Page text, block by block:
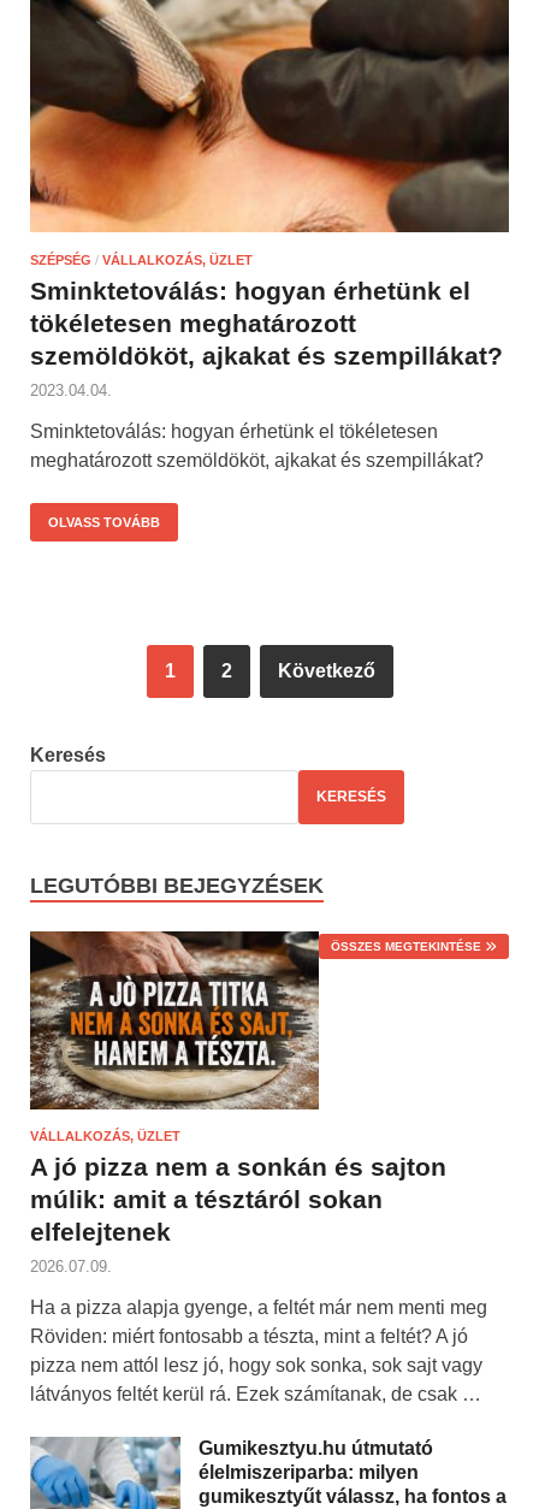
SZÉPSÉG / VÁLLALKOZÁS, ÜZLET
Sminktetoválás: hogyan érhetünk el
tökéletesen meghatározott
szemöldököt, ajkakat és szempillákat?
2023.04.04.
Sminktetoválás: hogyan érhetünk el tökéletesen
meghatározott szemöldököt, ajkakat és szempillákat?
OLVASS TOVÁBB
1 2 Következő
Keresés
KERESÉS
LEGUTÓBBI BEJEGYZÉSEK
ÖSSZES MEGTEKINTÉSE
VÁLLALKOZÁS, ÜZLET
A jó pizza nem a sonkán és sajton
múlik: amit a tésztáról sokan
elfelejtenek
2026.07.09.
Ha a pizza alapja gyenge, a feltét már nem menti meg
Röviden: miért fontosabb a tészta, mint a feltét? A jó
pizza nem attól lesz jó, hogy sok sonka, sok sajt vagy
látványos feltét kerül rá. Ezek számítanak, de csak …
Gumikesztyu.hu útmutató
élelmiszeriparba: milyen
gumikesztyűt válassz, ha fontos a